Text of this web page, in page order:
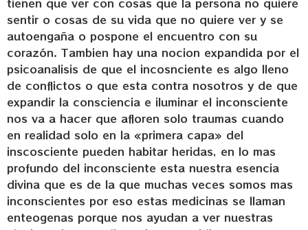
sentir o cosas de su vida que no quiere ver y se
autoengaña o pospone el encuentro con su
corazón. Tambien hay una nocion expandida por el
psicoanalisis de que el incosnciente es algo lleno
de conflictos o que esta contra nosotros y de que
expandir la consciencia e iluminar el inconsciente
nos va a hacer que afloren solo traumas cuando
en realidad solo en la «primera capa» del
inscosciente pueden habitar heridas, en lo mas
profundo del inconsciente esta nuestra esencia
divina que es de la que muchas veces somos mas
inconscientes por eso estas medicinas se llaman
enteogenas porque nos ayudan a ver nuestras